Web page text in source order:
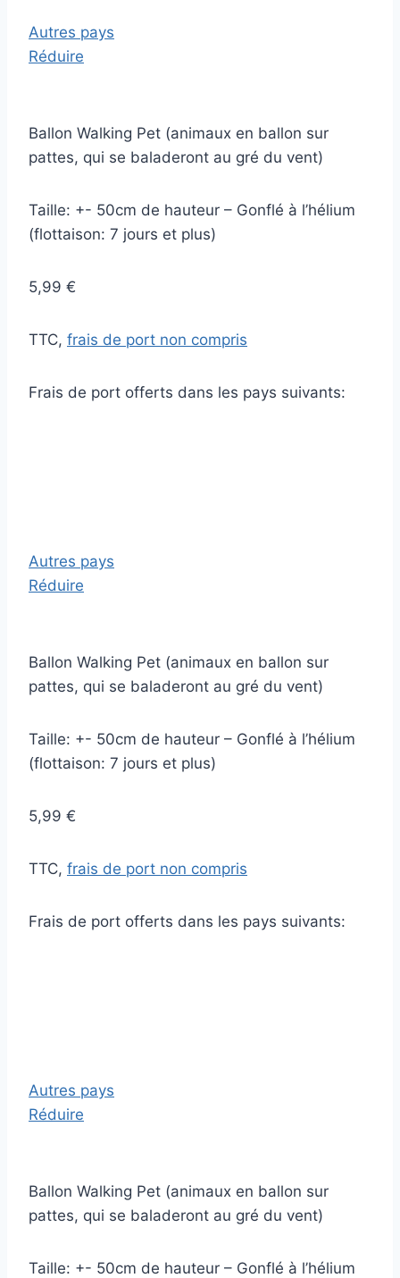
Autres pays
Réduire
Ballon Walking Pet (animaux en ballon sur
pattes, qui se baladeront au gré du vent)
Taille: +- 50cm de hauteur – Gonflé à l’hélium
(flottaison: 7 jours et plus)
5,99 €
TTC, frais de port non compris
Frais de port offerts dans les pays suivants:
Autres pays
Réduire
Ballon Walking Pet (animaux en ballon sur
pattes, qui se baladeront au gré du vent)
Taille: +- 50cm de hauteur – Gonflé à l’hélium
(flottaison: 7 jours et plus)
5,99 €
TTC, frais de port non compris
Frais de port offerts dans les pays suivants:
Autres pays
Réduire
Ballon Walking Pet (animaux en ballon sur
pattes, qui se baladeront au gré du vent)
Taille: +- 50cm de hauteur – Gonflé à l’hélium